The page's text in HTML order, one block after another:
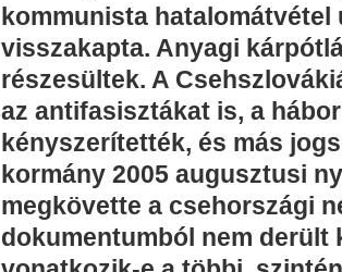
kommunista
visszakapta. Anyagi
részesültek. A
az antifasisztákat is, a
kényszerítették, és más
kormány 2005 augusztusi
megkövette a csehországi
dokumentumból nem derült